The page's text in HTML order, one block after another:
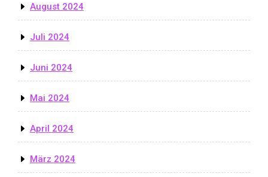
August 2024
Juli 2024
Juni 2024
Mai 2024
April 2024
März 2024